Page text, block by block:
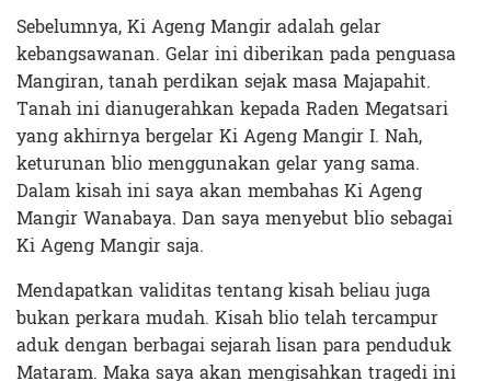
Sebelumnya, Ki Ageng Mangir adalah gelar
kebangsawanan. Gelar ini diberikan pada penguasa
Mangiran, tanah perdikan sejak masa Majapahit.
Tanah ini dianugerahkan kepada Raden Megatsari
yang akhirnya bergelar Ki Ageng Mangir I. Nah,
keturunan blio menggunakan gelar yang sama.
Dalam kisah ini saya akan membahas Ki Ageng
Mangir Wanabaya. Dan saya menyebut blio sebagai
Ki Ageng Mangir saja.
Mendapatkan validitas tentang kisah beliau juga
bukan perkara mudah. Kisah blio telah tercampur
aduk dengan berbagai sejarah lisan para penduduk
Mataram. Maka saya akan mengisahkan tragedi ini